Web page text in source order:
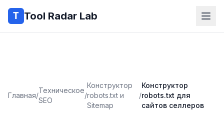
Tool Radar Lab
Главная/
Техническое
SEO
/
Конструктор
robots.txt и
Sitemap
/
Конструктор
robots.txt для
сайтов селлеров